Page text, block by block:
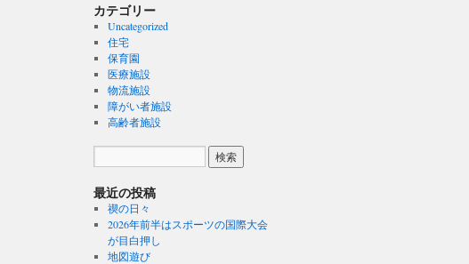
カテゴリー
Uncategorized
住宅
保育園
医療施設
物流施設
障がい者施設
高齢者施設
最近の投稿
禊の日々
2026年前半はスポーツの国際大会
が目白押し
地図遊び